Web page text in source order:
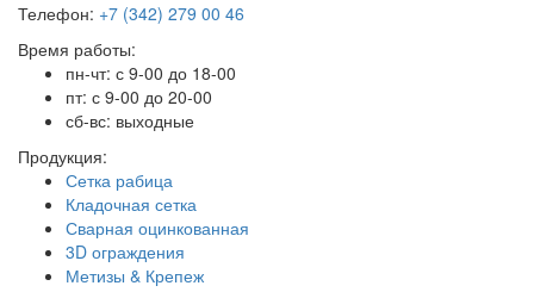
Телефон: +7 (342) 279 00 46
Время работы:
пн-чт: с 9-00 до 18-00
пт: с 9-00 до 20-00
сб-вс: выходные
Продукция:
Сетка рабица
Кладочная сетка
Сварная оцинкованная
3D ограждения
Метизы & Крепеж